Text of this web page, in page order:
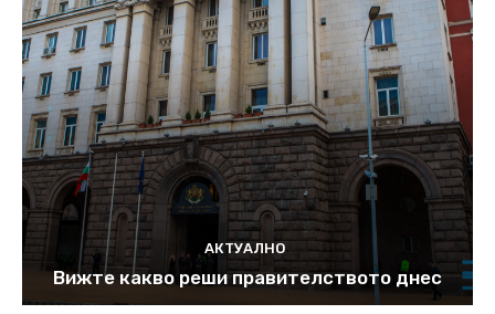
АКТУАЛНО
Вижте какво реши правителството днес